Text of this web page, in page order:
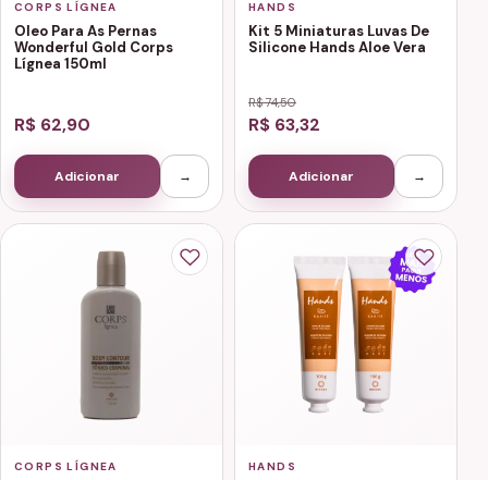
CORPS LÍGNEA
Oleo Para As Pernas
Wonderful Gold Corps
Lígnea 150ml
R$ 62,90
Adicionar →
HANDS
Kit 5 Miniaturas Luvas De
Silicone Hands Aloe Vera
R$ 74,50
R$ 63,32
Adicionar →
CORPS LÍGNEA HANDS